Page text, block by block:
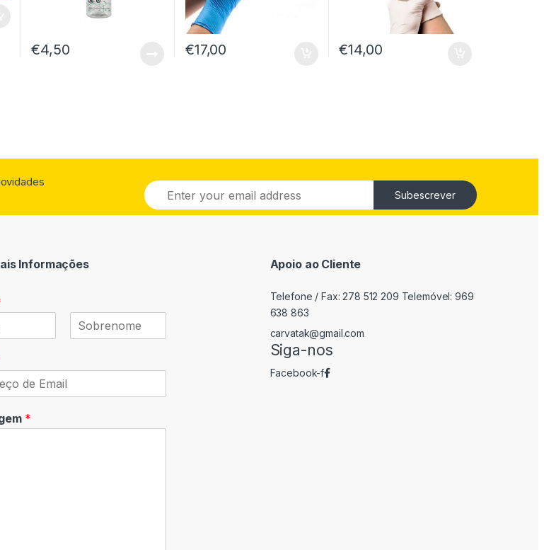
€4,50 €17,00 €14,00
E
m
a
Subescrever
Informações
*
Apoio ao Cliente
Telefone / Fax: 278 512 209 Telemóvel: 969
638 863
carvatak@gmail.com
Siga-nos
Facebook-f